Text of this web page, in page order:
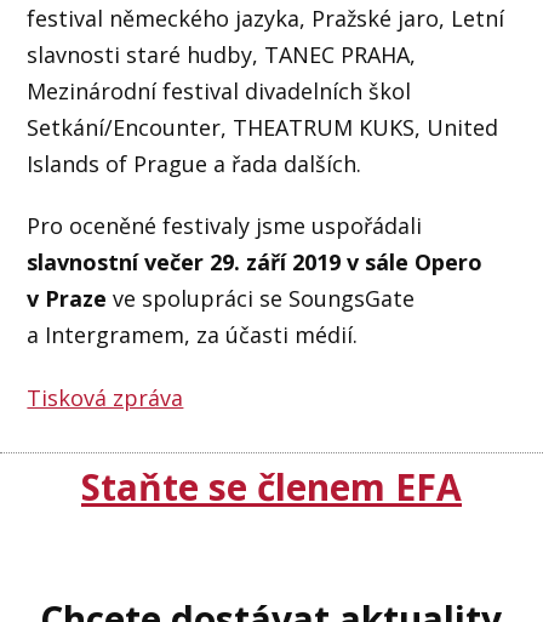
festival německého jazyka, Pražské jaro, Letní
slavnosti staré hudby, TANEC PRAHA,
Mezinárodní festival divadelních škol
Setkání/Encounter, THEATRUM KUKS, United
Islands of Prague a řada dalších.
Pro oceněné festivaly jsme uspořádali
slavnostní večer 29. září 2019 v sále Opero
v Praze ve spolupráci se SoungsGate
a Intergramem, za účasti médií.
Tisková zpráva
Staňte se členem EFA